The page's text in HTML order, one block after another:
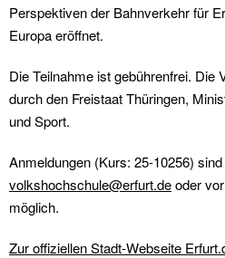
Perspektiven der Bahnverkehr für
Europa eröffnet.
Die Teilnahme ist gebührenfrei. Die
durch den Freistaat Thüringen,
und Sport.
Anmeldungen (Kurs: 25-10256)
volkshochschule@erfurt.deoder
möglich.
Zur offiziellen Stadt-Webseite